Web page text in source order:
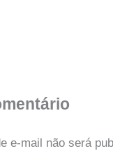
e-mail não será